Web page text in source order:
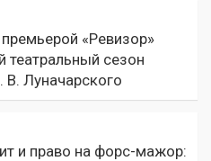
«Ревизор»
театральный сезон
В. Луначарского
и право на форс-мажор: